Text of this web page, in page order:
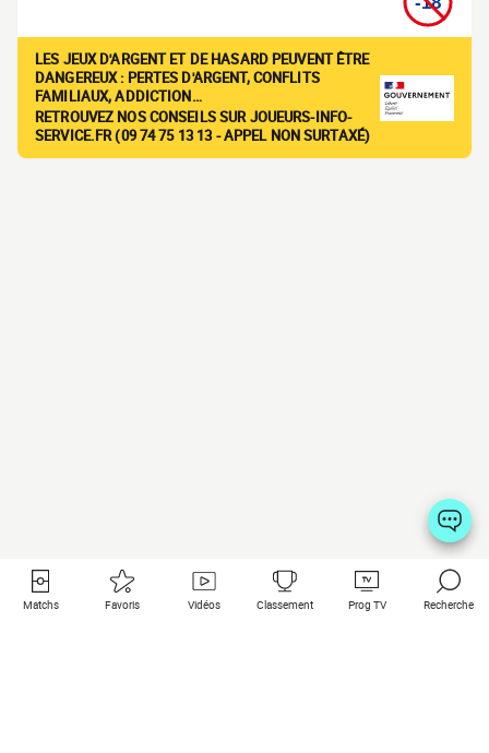
LES JEUX D'ARGENT ET DE HASARD PEUVENT ÊTRE
DANGEREUX : PERTES D'ARGENT, CONFLITS
FAMILIAUX, ADDICTION…
RETROUVEZ NOS CONSEILS SUR JOUEURS-INFO-
SERVICE.FR (09 74 75 13 13 - APPEL NON SURTAXÉ)
Matchs Favoris Vidéos Classement Prog TV Recherche